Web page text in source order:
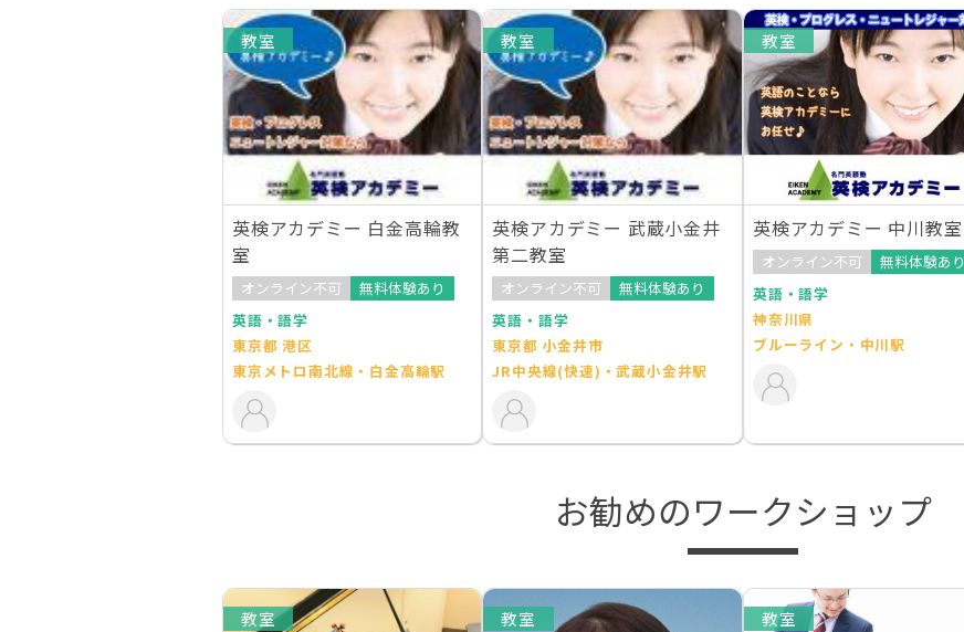
教室
英検アカデミー 白金高輪教
室
オンライン不可
無料体験あり
英語・語学
東京都 港区
東京メトロ南北線・白金高輪駅
教室
英検アカデミー 武蔵小金井
第二教室
オンライン不可
無料体験あり
英語・語学
東京都 小金井市
JR中央線(快速)・武蔵小金井駅
教室
英検アカデミー 中川教室
オンライン不可
無料体験あり
英語・語学
神奈川県
ブルーライン・中川駅
お勧めのワークショップ
教室 教室 教室